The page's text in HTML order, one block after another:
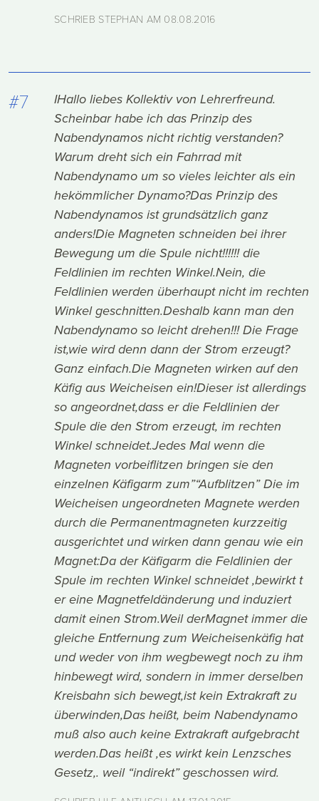
SCHRIEB STEPHAN AM 08.08.2016
#7
IHallo liebes Kollektiv von Lehrerfreund.
Scheinbar habe ich das Prinzip des
Nabendynamos nicht richtig verstanden?
Warum dreht sich ein Fahrrad mit
Nabendynamo um so vieles leichter als ein
hekömmlicher Dynamo?Das Prinzip des
Nabendynamos ist grundsätzlich ganz
anders!Die Magneten schneiden bei ihrer
Bewegung um die Spule nicht!!!!!! die
Feldlinien im rechten Winkel.Nein, die
Feldlinien werden überhaupt nicht im rechten
Winkel geschnitten.Deshalb kann man den
Nabendynamo so leicht drehen!!! Die Frage
ist,wie wird denn dann der Strom erzeugt?
Ganz einfach.Die Magneten wirken auf den
Käfig aus Weicheisen ein!Dieser ist allerdings
so angeordnet,dass er die Feldlinien der
Spule die den Strom erzeugt, im rechten
Winkel schneidet.Jedes Mal wenn die
Magneten vorbeiflitzen bringen sie den
einzelnen Käfigarm zum”“Aufblitzen” Die im
Weicheisen ungeordneten Magnete werden
durch die Permanentmagneten kurzzeitig
ausgerichtet und wirken dann genau wie ein
Magnet:Da der Käfigarm die Feldlinien der
Spule im rechten Winkel schneidet ,bewirkt t
er eine Magnetfeldänderung und induziert
damit einen Strom.Weil derMagnet immer die
gleiche Entfernung zum Weicheisenkäfig hat
und weder von ihm wegbewegt noch zu ihm
hinbewegt wird, sondern in immer derselben
Kreisbahn sich bewegt,ist kein Extrakraft zu
überwinden,Das heißt, beim Nabendynamo
muß also auch keine Extrakraft aufgebracht
werden.Das heißt ,es wirkt kein Lenzsches
Gesetz,. weil “indirekt” geschossen wird.